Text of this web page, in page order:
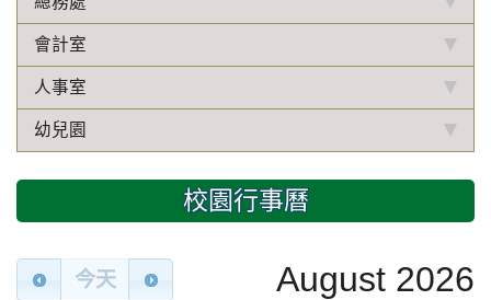
會計室
人事室
幼兒園
校園行事曆
今天 August 2026